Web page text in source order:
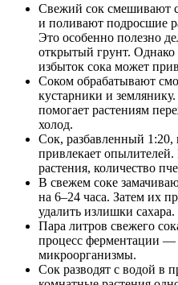
Свежий сок смешивают
и поливают подросшие
Это особенно полезно
открытый грунт. Однако
избыток сока может
Соком обрабатывают
кустарники и
помогает растениям
холод.
Сок, разбавленный 1:20,
привлекает
растения, количество
В свежем соке
на 6–24 часа. Затем их
удалить излишки сахара.
Пара литров свежего
процесс ферментации —
микроорганизмы.
Сок разводят с водой в